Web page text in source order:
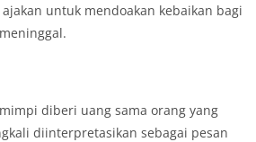
untuk mendoakan kebaikan bagi
diberi uang sama orang yang
diinterpretasikan sebagai pesan